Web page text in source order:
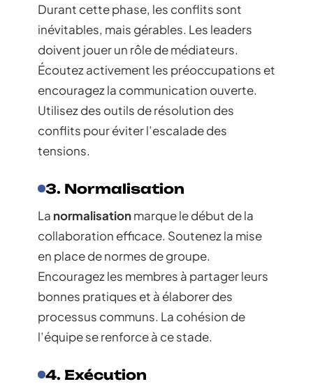
Durant cette phase, les conflits sont
inévitables, mais gérables. Les leaders
doivent jouer un rôle de médiateurs.
Écoutez activement les préoccupations et
encouragez la communication ouverte.
Utilisez des outils de résolution des
conflits pour éviter l’escalade des
tensions.
3. Normalisation
La normalisationmarque le début de la
collaboration efficace. Soutenez la mise
en place de normes de groupe.
Encouragez les membres à partager leurs
bonnes pratiques et à élaborer des
processus communs. La cohésion de
l’équipe se renforce à ce stade.
4. Exécution